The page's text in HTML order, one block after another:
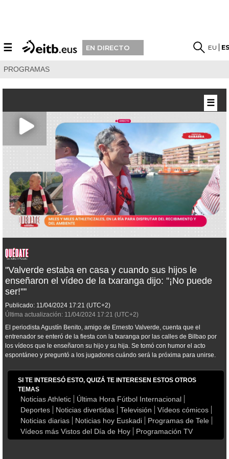
☰ EN DIRECTO EU
PROGRAMAS
''Valverde estaba en casa y cuando sus hijos le
enseñaron el vídeo de la txaranga dijo: ''¡No puede
ser!''''
Publicado: 11/04/2024 17:21 (UTC+2)
Última actualización: 11/04/2024 17:21 (UTC+2)
El periodista Agustín Benito, amigo de Ernesto Valverde, cuenta que el
entrenador se enteró de la fiesta con la txaranga por las calles de Bilbao por
los vídeos que le enseñaron su hijo y su hija. Se tomó con humor el acto
espontáneo y preguntó a los jugadores cuándo será la próxima para unirse.
SI TE INTERESÓ ESTO, QUIZÁ TE INTERESEN ESTOS OTROS
TEMAS
Noticias Athletic
Última Hora Fútbol Internacional
Deportes
Noticias divertidas Televisión
Vídeos cómicos
Noticias diarias
Noticias hoy Euskadi
Programas de Tele
Vídeos más Vistos del Día de Hoy
Programación TV
☰